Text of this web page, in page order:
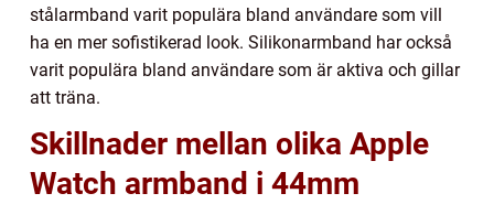
stålarmband varit populära bland användare som vill
ha en mer sofistikerad look. Silikonarmband har också
varit populära bland användare som är aktiva och gillar
att träna.
Skillnader mellan olika Apple
Watch armband i 44mm